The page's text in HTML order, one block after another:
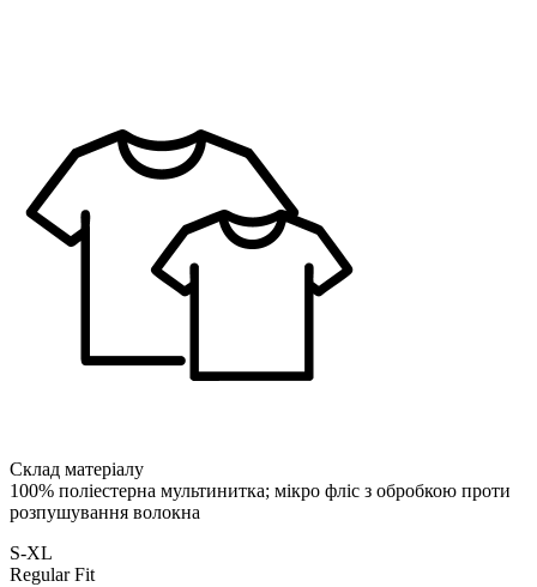
Склад матеріалу
100% поліестерна мультинитка; мікро фліс з обробкою проти
розпушування волокна
S-XL
Regular Fit